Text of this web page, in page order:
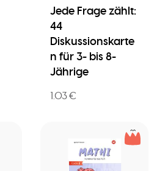
Jede Frage zählt:
44
Diskussionskarte
n für 3- bis 8-
Jährige
1.03 €